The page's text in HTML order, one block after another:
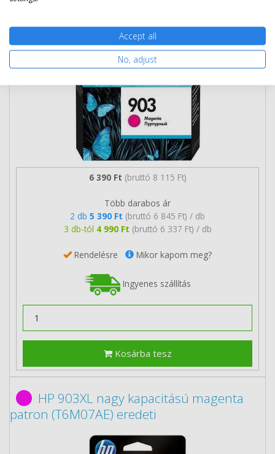
6 390 Ft (bruttó 8 115 Ft)
Több darabos ár
2 db 5 390 Ft (bruttó 6 845 Ft) / db
3 db-tól 4 990 Ft (bruttó 6 337 Ft) / db
Rendelésre Mikor kapom meg?
Ingyenes szállítás
Kosárba tesz
HP 903XL nagy kapacitású magenta
patron (T6M07AE) eredeti
Accept all
No, adjust